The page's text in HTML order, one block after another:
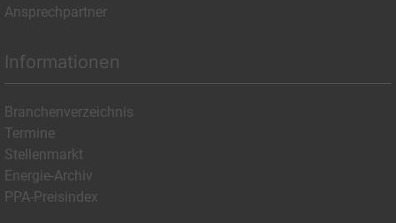
Ansprechpartner
Informationen
Branchenverzeichnis
Termine
Stellenmarkt
Energie-Archiv
PPA-Preisindex